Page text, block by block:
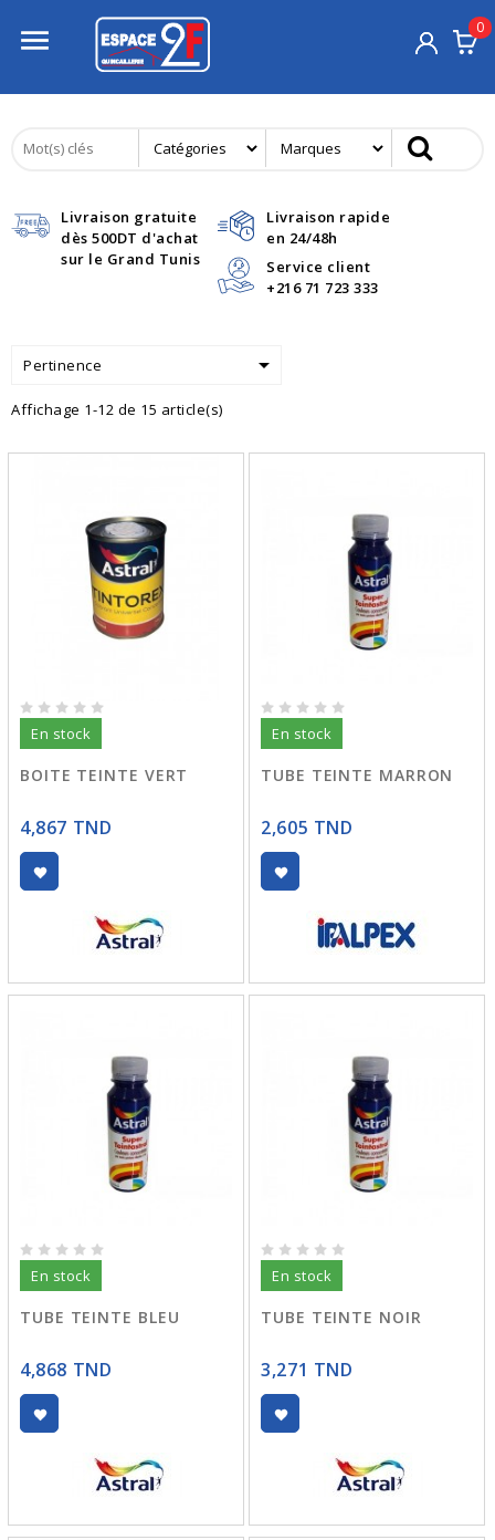
 0
Livraison gratuite
dès 500DT d'achat
sur le Grand Tunis
Livraison rapide
en 24/48h
Service client
+216 71 723 333
Pertinence 
Affichage 1-12 de 15 article(s)
En stock
BOITE TEINTE VERT
4,867 TND
En stock
TUBE TEINTE MARRON
2,605 TND
En stock
TUBE TEINTE BLEU
4,868 TND
En stock
TUBE TEINTE NOIR
3,271 TND